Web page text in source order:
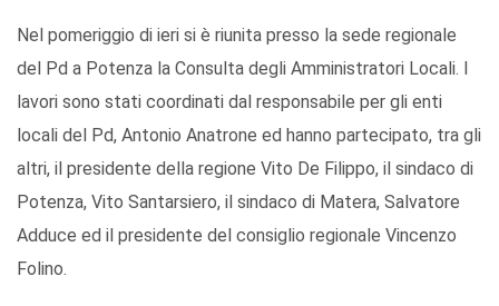
Nel pomeriggio di ieri si è riunita presso la sede regionale
del Pd a Potenza la Consulta degli Amministratori Locali. I
lavori sono stati coordinati dal responsabile per gli enti
locali del Pd, Antonio Anatrone ed hanno partecipato, tra gli
altri, il presidente della regione Vito De Filippo, il sindaco di
Potenza, Vito Santarsiero, il sindaco di Matera, Salvatore
Adduce ed il presidente del consiglio regionale Vincenzo
Folino.